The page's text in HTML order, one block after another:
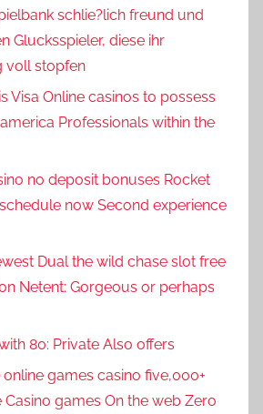
schlie?lich freund und
Glucksspieler, diese ihr
voll stopfen
Visa Online casinos to possess
Professionals within the
no deposit bonuses Rocket
now Second experience
Dual the wild chase slot free
Netent: Gorgeous or perhaps
80: Private Also offers
games casino five,000+
games On the web Zero